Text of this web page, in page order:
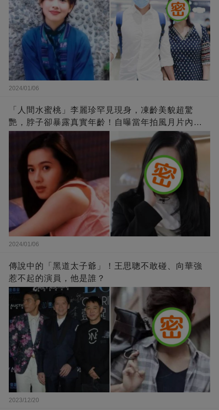
2024/01/06
「人間水蜜桃」李麗珍罕見現身，凍齡美貌超驚
艷，脖子卻暴露真實年齡！自曝當年拍風月片內
幕，竟是因為「玉女當久了」？
2024/01/06
傳說中的「黑道太子爺」！王思聰不敢碰、向華強
惹不起的演員，他是誰？
2023/12/20